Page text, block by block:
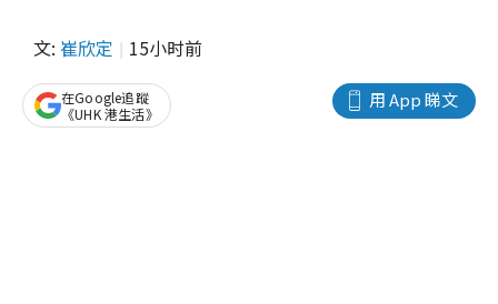
文: 崔欣定 15小时前
用 App 睇文
在Google追蹤
《UHK 港生活》